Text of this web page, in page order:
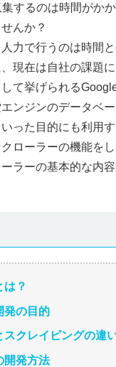
集するのは時間がか
んか？
力で行うのは時間
現在は自社の課題
て挙げられる
ンジンのデータベ
った目的にも利用
ローラーの機能を
ラーの基本的な内
は？
発の目的
スクレイピングの違
開発方法